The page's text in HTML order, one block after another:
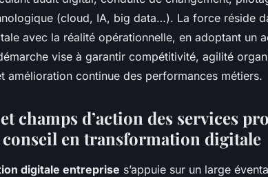
(cloud, IA, big data…). La force réside
avec la réalité opérationnelle, en adoptant un
vise à garantir compétitivité, agilité
amélioration continue des performances métiers.
champs d’action des services
conseil en transformation digitale
digitale entreprise s’appuie sur un large